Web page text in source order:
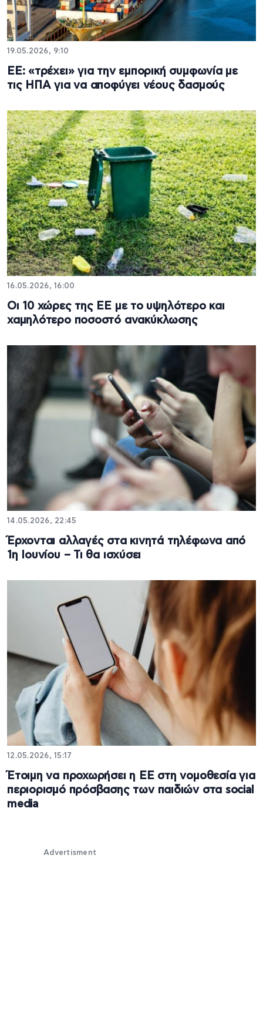
19.05.2026, 9:10
ΕΕ: «τρέχει» για την εμπορική συμφωνία με
τις ΗΠΑ για να αποφύγει νέους δασμούς
16.05.2026, 16:00
Οι 10 χώρες της ΕΕ με το υψηλότερο και
χαμηλότερο ποσοστό ανακύκλωσης
14.05.2026, 22:45
Έρχονται αλλαγές στα κινητά τηλέφωνα από
1η Ιουνίου – Τι θα ισχύσει
12.05.2026, 15:17
Έτοιμη να προχωρήσει η ΕΕ στη νομοθεσία για
περιορισμό πρόσβασης των παιδιών στα social
media
Advertisment